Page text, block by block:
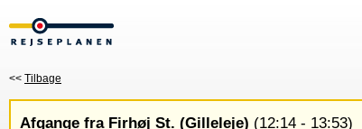
<< Tilbage
Afgange fra Firhøj St. (Gilleleje) (12:14 - 13:53)